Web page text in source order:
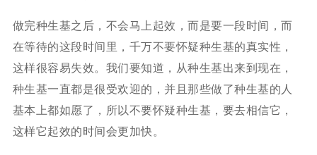
做完种生基之后，不会马上起效，而是要一段时间，而
在等待的这段时间里，千万不要怀疑种生基的真实性，
这样很容易失效。我们要知道，从种生基出来到现在，
种生基一直都是很受欢迎的，并且那些做了种生基的人
基本上都如愿了，所以不要怀疑种生基，要去相信它，
这样它起效的时间会更加快。